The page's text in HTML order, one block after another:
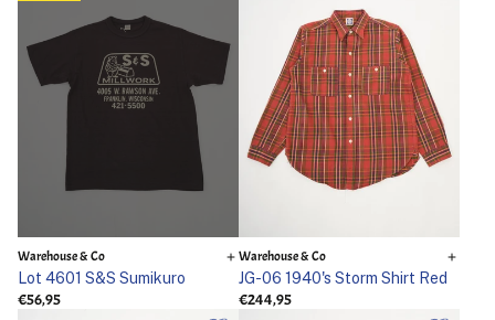
Warehouse & Co
Lot 4601 S&S Sumikuro
€56,95
Warehouse & Co
JG-06 1940's Storm Shirt Red
€244,95